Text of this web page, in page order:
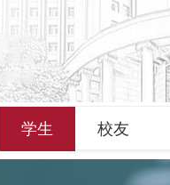
学生 校友